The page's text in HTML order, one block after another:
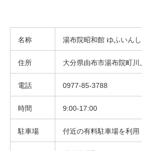
名称 湯布院昭和館 ゆふいん
住所 大分県由布市湯布院町川
電話 0977-85-3788
時間 9:00-17:00
駐車場 付近の有料駐車場を利用